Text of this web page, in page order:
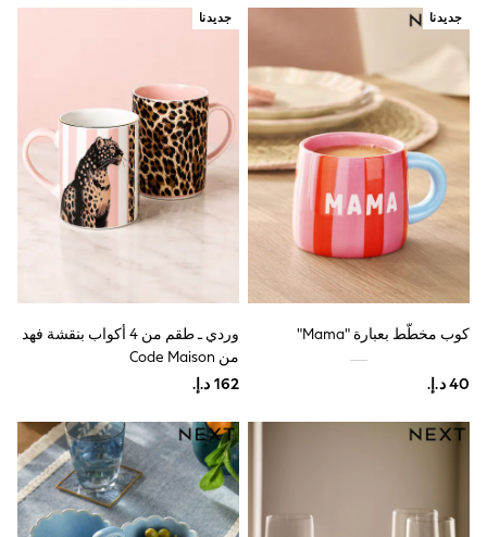
Mint Velvet
Monsoon
River Island
SCHOOWEAR
All Boys Schoolwear
Shoes
Trousers
Shorts
Shirts
Polo Shirts
Sweatshirts & Jumpers
Coats & Jackets
Underwear
Socks
Multipacks
Trainers & Pumps
Swimwear
Joggers
Shoes
جديدنا
كوب مخطَّط بعبارة "Mama"
جديدنا
وردي ـ طقم من 4 أكواب بنقشة فهد
من Code Maison